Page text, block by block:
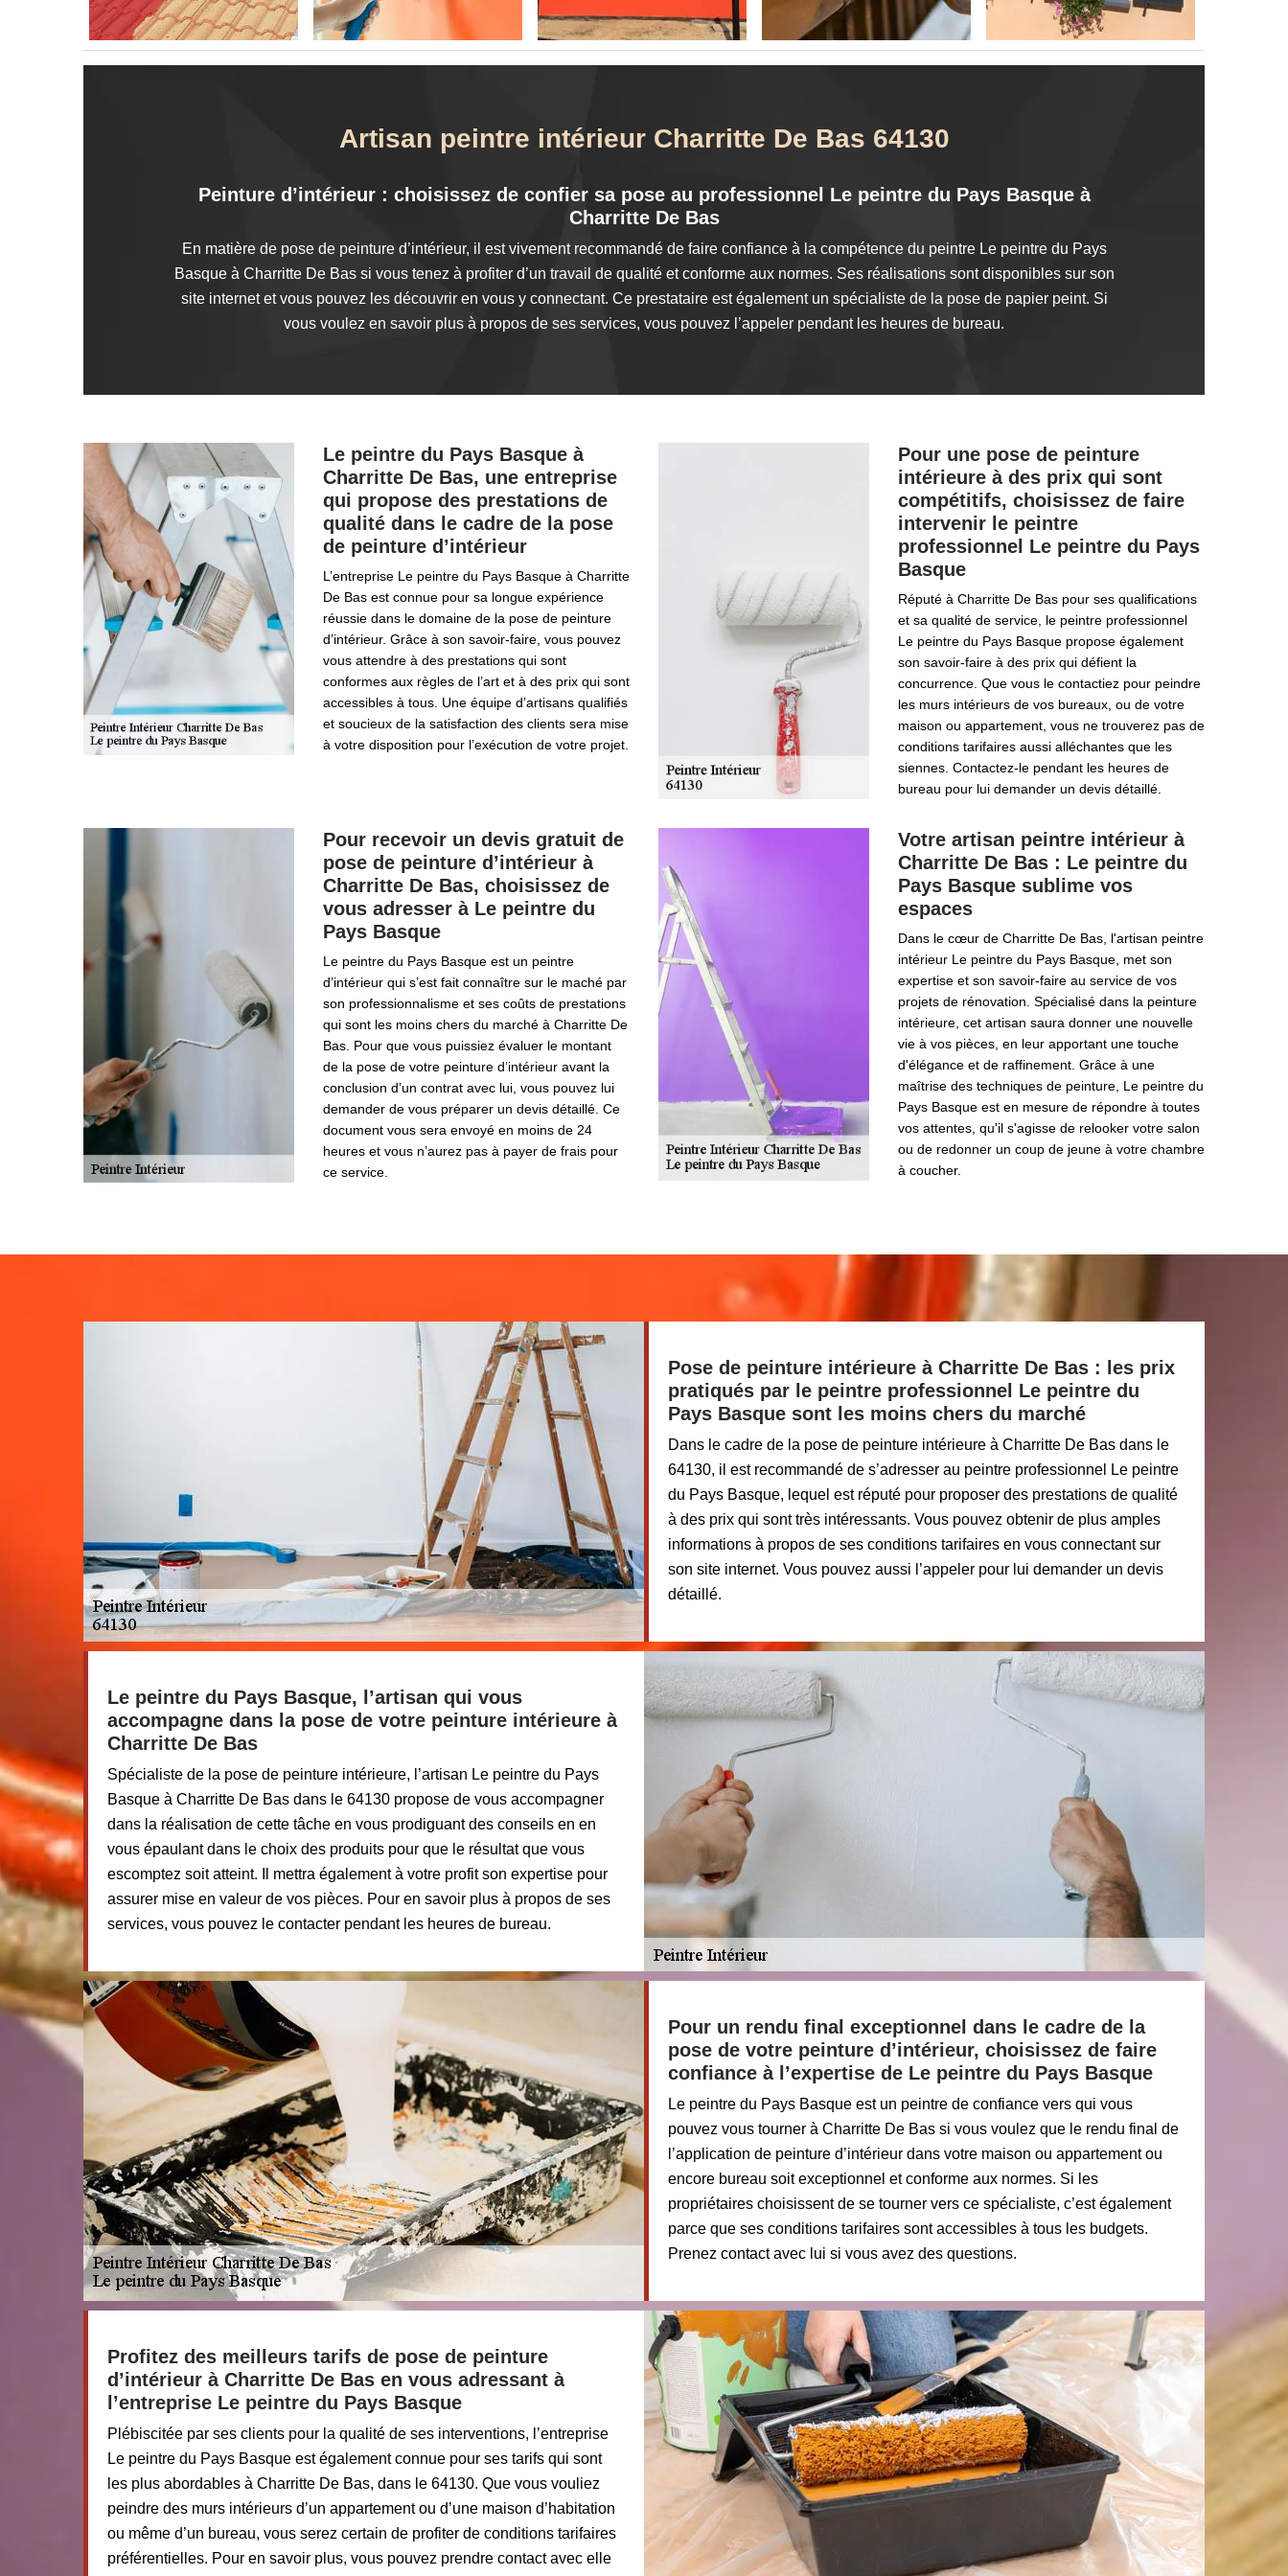
Artisan peintre intérieur Charritte De Bas 64130
Peinture d’intérieur : choisissez de confier sa pose au professionnel Le peintre du Pays Basque à
Charritte De Bas
En matière de pose de peinture d’intérieur, il est vivement recommandé de faire confiance à la compétence du peintre Le peintre du Pays
Basque à Charritte De Bas si vous tenez à profiter d’un travail de qualité et conforme aux normes. Ses réalisations sont disponibles sur son
site internet et vous pouvez les découvrir en vous y connectant. Ce prestataire est également un spécialiste de la pose de papier peint. Si
vous voulez en savoir plus à propos de ses services, vous pouvez l’appeler pendant les heures de bureau.
Le peintre du Pays Basque à
Charritte De Bas, une entreprise
qui propose des prestations de
qualité dans le cadre de la pose
de peinture d’intérieur
L’entreprise Le peintre du Pays Basque à Charritte
De Bas est connue pour sa longue expérience
réussie dans le domaine de la pose de peinture
d’intérieur. Grâce à son savoir-faire, vous pouvez
vous attendre à des prestations qui sont
conformes aux règles de l’art et à des prix qui sont
accessibles à tous. Une équipe d’artisans qualifiés
et soucieux de la satisfaction des clients sera mise
à votre disposition pour l’exécution de votre projet.
Pour une pose de peinture
intérieure à des prix qui sont
compétitifs, choisissez de faire
intervenir le peintre
professionnel Le peintre du Pays
Basque
Réputé à Charritte De Bas pour ses qualifications
et sa qualité de service, le peintre professionnel
Le peintre du Pays Basque propose également
son savoir-faire à des prix qui défient la
concurrence. Que vous le contactiez pour peindre
les murs intérieurs de vos bureaux, ou de votre
maison ou appartement, vous ne trouverez pas de
conditions tarifaires aussi alléchantes que les
siennes. Contactez-le pendant les heures de
bureau pour lui demander un devis détaillé.
Pour recevoir un devis gratuit de
pose de peinture d’intérieur à
Charritte De Bas, choisissez de
vous adresser à Le peintre du
Pays Basque
Le peintre du Pays Basque est un peintre
d’intérieur qui s’est fait connaître sur le maché par
son professionnalisme et ses coûts de prestations
qui sont les moins chers du marché à Charritte De
Bas. Pour que vous puissiez évaluer le montant
de la pose de votre peinture d’intérieur avant la
conclusion d’un contrat avec lui, vous pouvez lui
demander de vous préparer un devis détaillé. Ce
document vous sera envoyé en moins de 24
heures et vous n’aurez pas à payer de frais pour
ce service.
Votre artisan peintre intérieur à
Charritte De Bas : Le peintre du
Pays Basque sublime vos
espaces
Dans le cœur de Charritte De Bas, l'artisan peintre
intérieur Le peintre du Pays Basque, met son
expertise et son savoir-faire au service de vos
projets de rénovation. Spécialisé dans la peinture
intérieure, cet artisan saura donner une nouvelle
vie à vos pièces, en leur apportant une touche
d'élégance et de raffinement. Grâce à une
maîtrise des techniques de peinture, Le peintre du
Pays Basque est en mesure de répondre à toutes
vos attentes, qu'il s'agisse de relooker votre salon
ou de redonner un coup de jeune à votre chambre
à coucher.
Pose de peinture intérieure à Charritte De Bas : les prix
pratiqués par le peintre professionnel Le peintre du
Pays Basque sont les moins chers du marché
Dans le cadre de la pose de peinture intérieure à Charritte De Bas dans le
64130, il est recommandé de s’adresser au peintre professionnel Le peintre
du Pays Basque, lequel est réputé pour proposer des prestations de qualité
à des prix qui sont très intéressants. Vous pouvez obtenir de plus amples
informations à propos de ses conditions tarifaires en vous connectant sur
son site internet. Vous pouvez aussi l’appeler pour lui demander un devis
détaillé.
Le peintre du Pays Basque, l’artisan qui vous
accompagne dans la pose de votre peinture intérieure à
Charritte De Bas
Spécialiste de la pose de peinture intérieure, l’artisan Le peintre du Pays
Basque à Charritte De Bas dans le 64130 propose de vous accompagner
dans la réalisation de cette tâche en vous prodiguant des conseils en en
vous épaulant dans le choix des produits pour que le résultat que vous
escomptez soit atteint. Il mettra également à votre profit son expertise pour
assurer mise en valeur de vos pièces. Pour en savoir plus à propos de ses
services, vous pouvez le contacter pendant les heures de bureau.
Pour un rendu final exceptionnel dans le cadre de la
pose de votre peinture d’intérieur, choisissez de faire
confiance à l’expertise de Le peintre du Pays Basque
Le peintre du Pays Basque est un peintre de confiance vers qui vous
pouvez vous tourner à Charritte De Bas si vous voulez que le rendu final de
l’application de peinture d’intérieur dans votre maison ou appartement ou
encore bureau soit exceptionnel et conforme aux normes. Si les
propriétaires choisissent de se tourner vers ce spécialiste, c’est également
parce que ses conditions tarifaires sont accessibles à tous les budgets.
Prenez contact avec lui si vous avez des questions.
Profitez des meilleurs tarifs de pose de peinture
d’intérieur à Charritte De Bas en vous adressant à
l’entreprise Le peintre du Pays Basque
Plébiscitée par ses clients pour la qualité de ses interventions, l’entreprise
Le peintre du Pays Basque est également connue pour ses tarifs qui sont
les plus abordables à Charritte De Bas, dans le 64130. Que vous vouliez
peindre des murs intérieurs d’un appartement ou d’une maison d’habitation
ou même d’un bureau, vous serez certain de profiter de conditions tarifaires
préférentielles. Pour en savoir plus, vous pouvez prendre contact avec elle